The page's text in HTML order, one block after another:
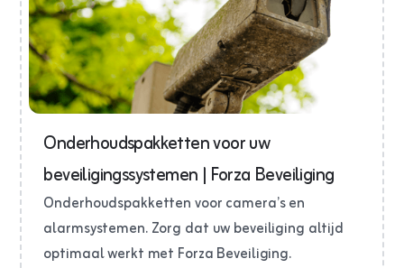
Onderhoudspakketten voor uw
beveiligingssystemen | Forza Beveiliging
Onderhoudspakketten voor camera’s en
alarmsystemen. Zorg dat uw beveiliging altijd
optimaal werkt met Forza Beveiliging.